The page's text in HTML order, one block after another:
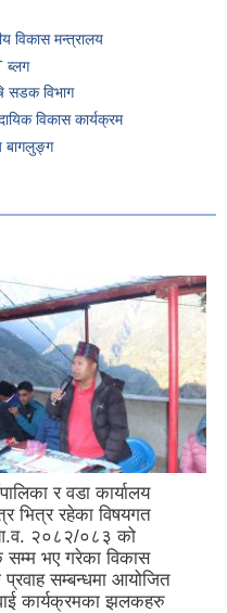
विकास मन्त्रालय
ब्लग
सडक विभाग
विकास कार्यक्रम
बागलुङ्ग
र वडा कार्यालय
भित्र रहेका विषयगत
२०८२/०८३ को
सम्म भए गरेका विकास
प्रवाह सम्बन्धमा आयोजित
कार्यक्रमका झलकहरु